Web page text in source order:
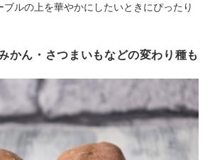
ブルの上を華やかにしたいときにぴったり
かん・さつまいもなどの変わり種も